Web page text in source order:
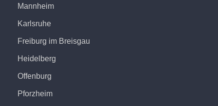
Mannheim
Karlsruhe
Freiburg im Breisgau
Heidelberg
Offenburg
Pforzheim